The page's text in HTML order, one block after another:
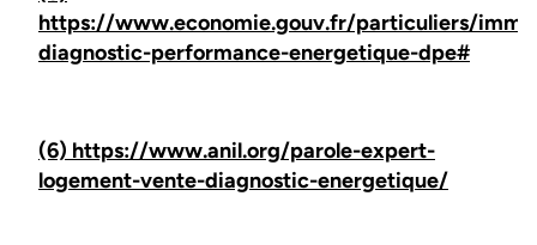
https://www.economie.gouv.fr/particuliers/
diagnostic-performance-energetique-dpe#
(6) https://www.anil.org/parole-expert-
logement-vente-diagnostic-energetique/